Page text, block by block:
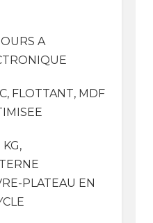
A
FLOTTANT, MDF
PLATEAU EN